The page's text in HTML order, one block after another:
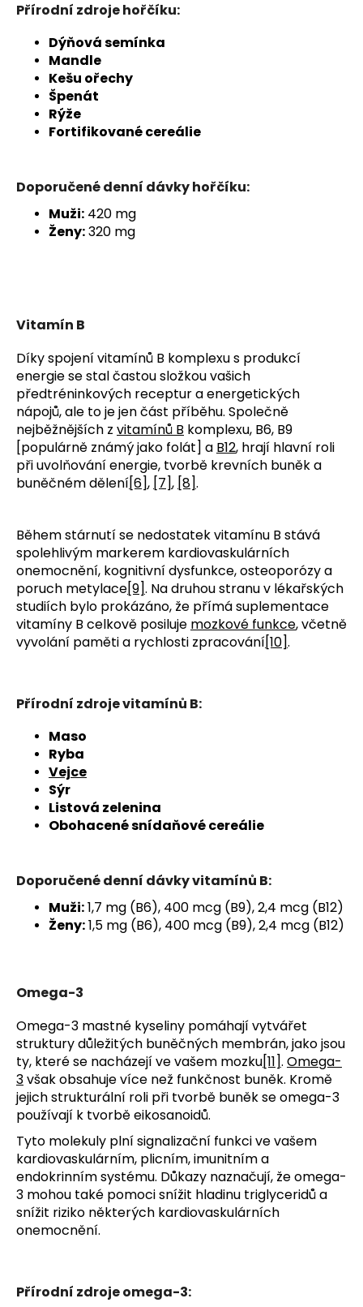
Přírodní zdroje hořčíku:
Dýňová semínka
Mandle
Kešu ořechy
Špenát
Rýže
Fortifikované cereálie
Doporučené denní dávky hořčíku:
Muži: 420 mg
Ženy:320 mg
Vitamín B
Díky spojení vitamínů B komplexu s produkcí
energie se stal častou složkou vašich
předtréninkových receptur a energetických
nápojů, ale to je jen část příběhu. Společně
nejběžnějších z vitamínů B komplexu, B6, B9
[populárně známý jako folát] a B12, hrají hlavní roli
při uvolňování energie, tvorbě krevních buněk a
buněčném dělení[6], [7], [8].
Během stárnutí se nedostatek vitamínu B stává
spolehlivým markerem kardiovaskulárních
onemocnění, kognitivní dysfunkce, osteoporózy a
poruch metylace[9]. Na druhou stranu v lékařských
studiích bylo prokázáno, že přímá suplementace
vitamíny B celkově posiluje mozkové funkce, včetně
vyvolání paměti a rychlosti zpracování[10].
Přírodní zdroje vitamínů B:
Maso
Ryba
Vejce
Sýr
Listová zelenina
Obohacené snídaňové cereálie
Doporučené denní dávky vitamínů B:
Muži:1,7 mg (B6), 400 mcg (B9), 2,4 mcg (B12)
Ženy:1,5 mg (B6), 400 mcg (B9), 2,4 mcg (B12)
Omega-3
Omega-3 mastné kyseliny pomáhají vytvářet
struktury důležitých buněčných membrán, jako jsou
ty, které se nacházejí ve vašem mozku[11]. Omega-
3však obsahuje více než funkčnost buněk. Kromě
jejich strukturální roli při tvorbě buněk se omega-3
používají k tvorbě eikosanoidů.
Tyto molekuly plní signalizační funkci ve vašem
kardiovaskulárním, plicním, imunitním a
endokrinním systému. Důkazy naznačují, že omega-
3 mohou také pomoci snížit hladinu triglyceridů a
snížit riziko některých kardiovaskulárních
onemocnění.
Přírodní zdroje omega-3: